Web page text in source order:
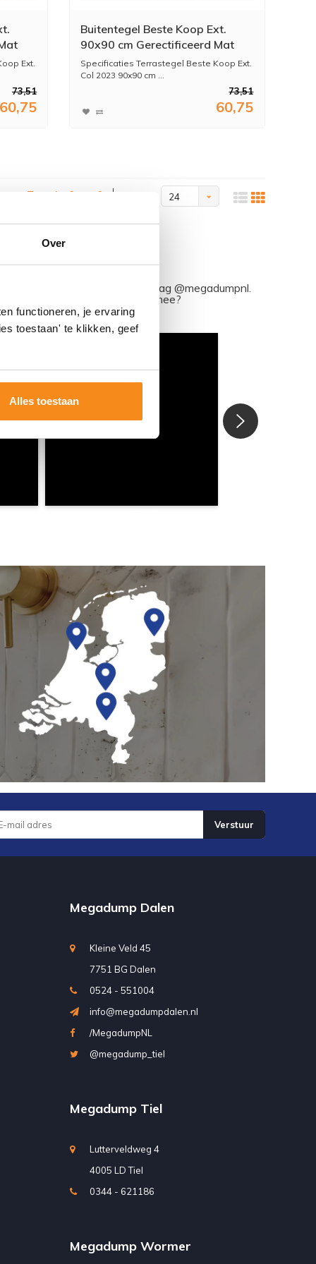
Over
functioneren, je ervaring
toestaan' te klikken, geef
Alles toestaan
Ext.
73,51
60,75
Buitentegel Beste Koop Ext.
90x90 cm Gerectificeerd Mat
Light Stucco (Prijs Per M2)
Specificaties Terrastegel Beste Koop Ext.
Col 2023 90x90 cm ...
73,51
60,75
Toon 1 - 6 van 6 24
#mijndroombadkamer en tag @megadumpnl.
badkamerstijlen. Doe je mee?
Verstuur
Megadump Dalen
Kleine Veld 45
7751 BG Dalen
0524 - 551004
info@megadumpdalen.nl
/MegadumpNL
@megadump_tiel
Megadump Tiel
Lutterveldweg 4
4005 LD Tiel
0344 - 621186
Megadump Wormer